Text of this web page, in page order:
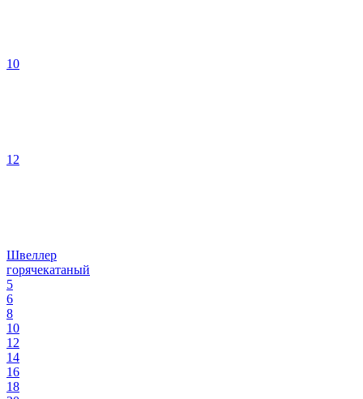
10
12
Швеллер
горячекатаный
5
6
8
10
12
14
16
18